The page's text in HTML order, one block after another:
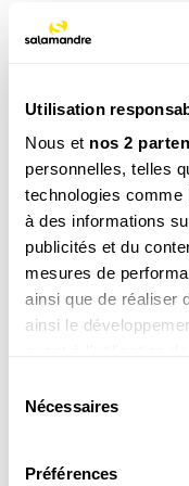
Utilisation
Nous et nos 2
personnelles, telles
technologies
à des informations
publicités et du
mesures de
ainsi que de réaliser
ainsi le
tout moment en
cookies ou en
Si vous le
Nécessaires
Préférences
Plongez au coeur
8-12
ans
Donnez envie